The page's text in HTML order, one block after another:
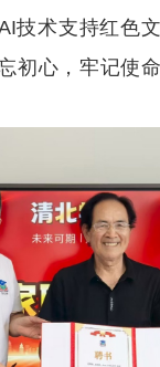
技术支持红色
初心，牢记使